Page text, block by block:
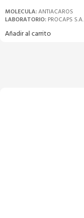
MOLECULA:ANTIACAROS
LABORATORIO: PROCAPS S.A.
Añadir al carrito